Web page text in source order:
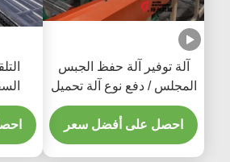
آلة توفير آلة حفظ الجبس
المجلس / دفع نوع آلة تحميل
المجلس
احصل على أفضل سعر